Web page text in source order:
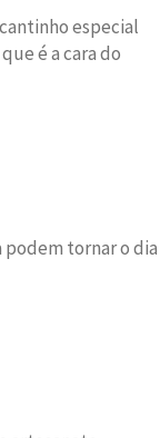
especial
é a cara do
podem tornar o dia